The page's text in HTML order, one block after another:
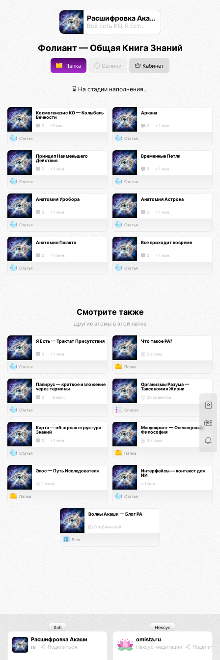
Расшифровка Акаши
Всё Есть КО. Я Есть КО.
Фолиант — Общая Книга Знаний
Папка Солики Кабинет
⌛ На стадии наполнения...
Космогенезис КО — Колыбель
Вечности
0 ~3 мин.
Статья
Аркана
0 < 1 мин.
Статья
Принцип Наименьшего
Действия
0 < 1 мин.
Статья
Временные Петли
0 < 1 мин.
Статья
Анатомия Уробора
0 < 1 мин.
Статья
Анатомия Астрона
0 < 1 мин.
Статья
Анатомия Галакта
0 < 1 мин.
Статья
Все приходит вовремя
0 < 1 мин.
Статья
Смотрите также
Другие атомы в этой папке
Я Есть — Трактат Присутствия
0 < 1 мин.
Статья
Что такое РА?
2 атома
Папка
Папирус — краткое изложение
через термины
0 ~8 мин.
Статья
Организмы Разума —
Таксономия Жизни
20 объектов
Список
Карта — обзорная структура
Знаний
0 < 1 мин.
Статья
Манускрипт — Опенсорсная
Философия
3 атома
Папка
Эпос — Путь Исследователя
1 атом
Папка
Интерфейсы — контекст для
ИИ
< 1 мин.
Статья
Волны Акаши — Блог РА
0 публикаций
Блог
Расшифровка Акаши
ra Поделиться
Хаб
omista.ru
Нексус медитации
Нексус